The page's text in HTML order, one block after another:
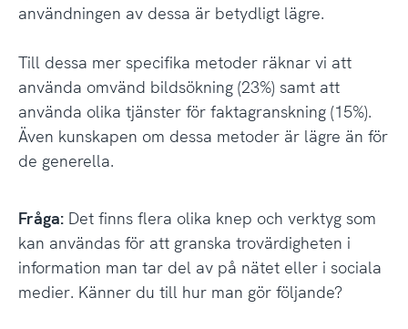
användningen av dessa är betydligt lägre.
Till dessa mer specifika metoder räknar vi att
använda omvänd bildsökning (23%) samt att
använda olika tjänster för faktagranskning (15%).
Även kunskapen om dessa metoder är lägre än för
de generella.
Fråga:Det finns flera olika knep och verktyg som
kan användas för att granska trovärdigheten i
information man tar del av på nätet eller i sociala
medier. Känner du till hur man gör följande?